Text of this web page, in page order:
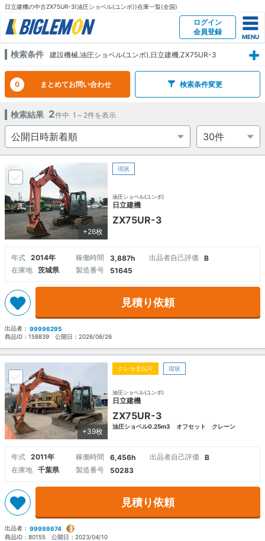
日立建機の中古ZX75UR-3(油圧ショベル(ユンボ))在庫一覧(全国)
ログイン
会員登録
検索条件 建設機械,油圧ショベル(ユンボ),日立建機,ZX75UR-3
0 まとめてお問い合わせ 検索条件変更
検索結果 2件中 1～2件を表示
+26枚
現状
油圧ショベル(ユンボ)
日立建機
ZX75UR-3
年式 2014年 稼働時間 3,887h 出品者自己評価
B
在庫地
茨城県 製造番号 51645
見積り依頼
出品者： 99996295
商品ID： 158839 公開日： 2026/06/26
+39枚
クレカ支払可 現状
油圧ショベル(ユンボ)
日立建機
ZX75UR-3
油圧ショベル0.25m3 オフセット クレーン
年式 2011年 稼働時間 6,456h 出品者自己評価
B
在庫地
千葉県 製造番号 50283
見積り依頼
出品者： 99998674
商品ID： 80155 公開日： 2023/04/10